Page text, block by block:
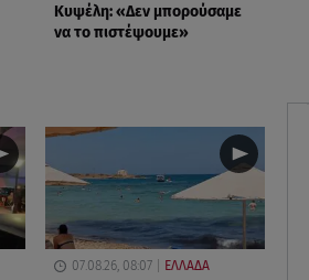
Κυψέλη: «Δεν μπορούσαμε
να το πιστέψουμε»
07.08.26, 08:07 ΕΛΛΑΔΑ